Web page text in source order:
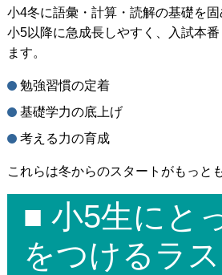
小4冬に語彙・計算・読解の基礎を固
小5以降に急成長しやすく、入試本
ます。
勉強習慣の定着
基礎学力の底上げ
考える力の育成
これらは冬からのスタートがもっと
■ 小5生にと
をつけるラ